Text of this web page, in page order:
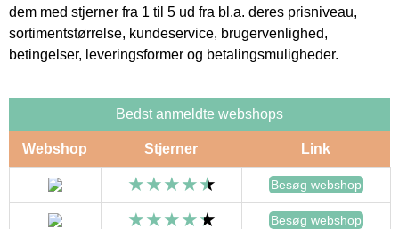
dem med stjerner fra 1 til 5 ud fra bl.a. deres prisniveau,
sortimentstørrelse, kundeservice, brugervenlighed,
betingelser, leveringsformer og betalingsmuligheder.
Bedst anmeldte webshops
Webshop Stjerner Link
Besøg webshop
Besøg webshop